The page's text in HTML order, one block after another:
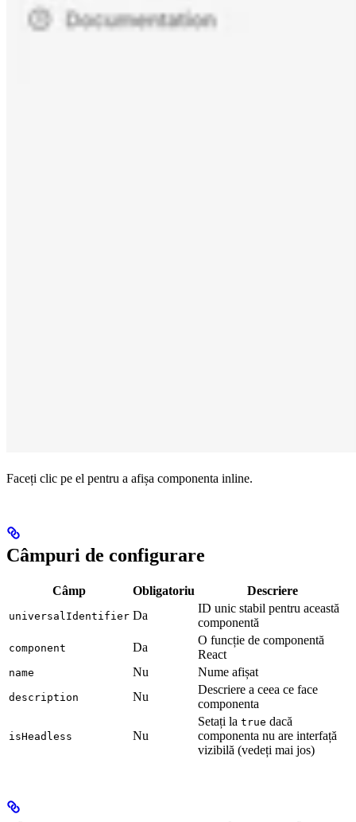
Faceți clic pe el pentru a afișa componenta inline.
Câmpuri de configurare
Câmp Obligatoriu Descriere
universalIdentifier Da
ID unic stabil pentru această
componentă
component Da
O funcție de componentă
React
name Nu Nume afișat
description Nu
Descriere a ceea ce face
componenta
isHeadless Nu
Setați la true dacă
componenta nu are interfață
vizibilă (vedeți mai jos)